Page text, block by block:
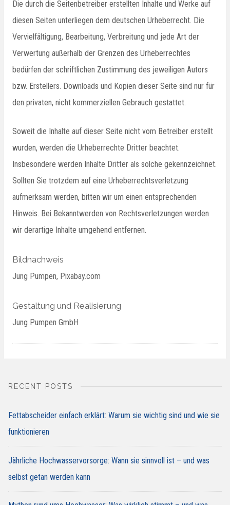
Die durch die Seitenbetreiber erstellten Inhalte und Werke auf
diesen Seiten unterliegen dem deutschen Urheberrecht. Die
Vervielfältigung, Bearbeitung, Verbreitung und jede Art der
Verwertung außerhalb der Grenzen des Urheberrechtes
bedürfen der schriftlichen Zustimmung des jeweiligen Autors
bzw. Erstellers. Downloads und Kopien dieser Seite sind nur für
den privaten, nicht kommerziellen Gebrauch gestattet.
Soweit die Inhalte auf dieser Seite nicht vom Betreiber erstellt
wurden, werden die Urheberrechte Dritter beachtet.
Insbesondere werden Inhalte Dritter als solche gekennzeichnet.
Sollten Sie trotzdem auf eine Urheberrechtsverletzung
aufmerksam werden, bitten wir um einen entsprechenden
Hinweis. Bei Bekanntwerden von Rechtsverletzungen werden
wir derartige Inhalte umgehend entfernen.
Bildnachweis
Jung Pumpen, Pixabay.com
Gestaltung und Realisierung
Jung Pumpen GmbH
RECENT POSTS
Fettabscheider einfach erklärt: Warum sie wichtig sind und wie sie
funktionieren
Jährliche Hochwasservorsorge: Wann sie sinnvoll ist – und was
selbst getan werden kann